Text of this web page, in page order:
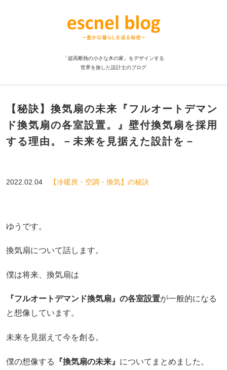
「超高断熱の小さな木の家」をデザインする
世界を旅した設計士のブログ
【秘訣】換気扇の未来『フルオートデマン
ド換気扇の各室設置。』壁付換気扇を採用
する理由。－未来を見据えた設計を－
2022.02.04 【冷暖房・空調・換気】の秘訣
ゆうです。
換気扇について話します。
僕は将来、換気扇は
『フルオートデマンド換気扇』の各室設置が一般的になる
と想像しています。
未来を見据えて今を創る。
僕の想像する 『換気扇の未来』 についてまとめました。